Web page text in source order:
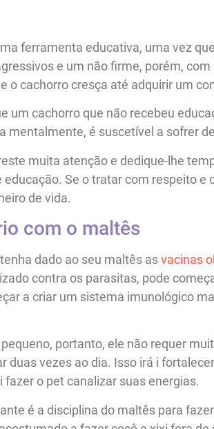
ferramenta educativa, uma vez
e um não firme, porém,
o cachorro cresça até adquirir um
um cachorro que não recebeu
mentalmente, é suscetível a sofrer
muita atenção e dedique-lhe
Se o tratar com respeito e
de vida.
com o maltês
dado ao seu maltês asvacinas
contra os parasitas, pode
a criar um sistema imunológico
portanto, ele não requer
duas vezes ao dia. Isso irá i
fazer o pet canalizar suas energias.
é a disciplina do maltês para